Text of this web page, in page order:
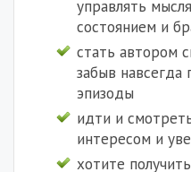
управлять
состоянием и
стать автором
забыв
эпизоды
идти и
интересом и
хотите